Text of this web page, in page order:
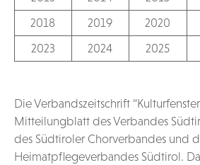
2018
2019 2020
2023
2024 2025
Die Verbandszeitschrift
Mitteilungblatt des Verbandes
des Südtiroler Chorverbandes und
Heimatpflegeverbandes Südtirol.